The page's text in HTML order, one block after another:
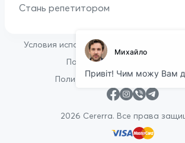
Стань репетитором
2026 Cererra. Все права
Условия использования
Политика
Политика в отношении файлов